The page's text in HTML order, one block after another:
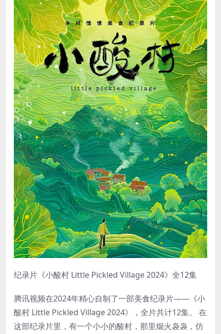
纪录片《小酸村 Little Pickled Village 2024》全12集
腾讯视频在2024年精心自制了一部美食纪录片——《小
酸村 Little Pickled Village 2024》，全片共计12集。 在
这部纪录片里，有一个小小的酸村，那里烟火袅袅，仿